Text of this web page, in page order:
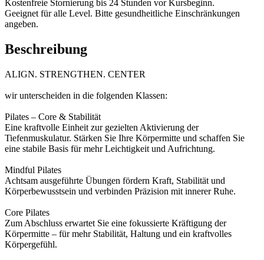
Kostenfreie Stornierung bis 24 Stunden vor Kursbeginn.
Geeignet für alle Level. Bitte gesundheitliche Einschränkungen
angeben.
Beschreibung
ALIGN. STRENGTHEN. CENTER
wir unterscheiden in die folgenden Klassen:
Pilates – Core & Stabilität
Eine kraftvolle Einheit zur gezielten Aktivierung der
Tiefenmuskulatur. Stärken Sie Ihre Körpermitte und schaffen Sie
eine stabile Basis für mehr Leichtigkeit und Aufrichtung.
Mindful Pilates
Achtsam ausgeführte Übungen fördern Kraft, Stabilität und
Körperbewusstsein und verbinden Präzision mit innerer Ruhe.
Core Pilates
Zum Abschluss erwartet Sie eine fokussierte Kräftigung der
Körpermitte – für mehr Stabilität, Haltung und ein kraftvolles
Körpergefühl.